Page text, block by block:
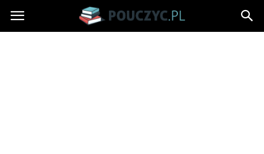
Pouczyc.pl